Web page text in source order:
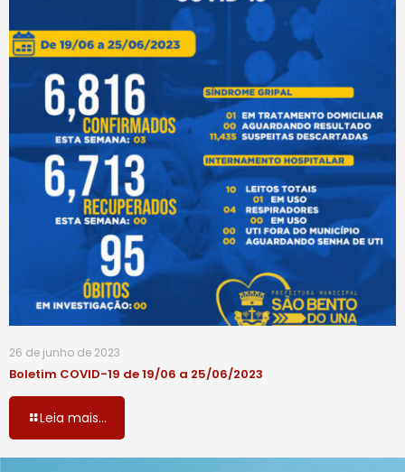
26 de junho de 2023
Boletim COVID-19 de 19/06 a 25/06/2023
Leia mais...